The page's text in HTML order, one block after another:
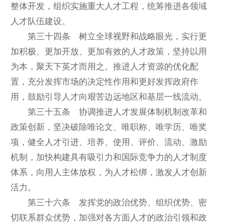
整体开发，组织实施重大人才工程，统筹推进各领域
人才队伍建设。
第三十四条 树立全球视野和战略眼光，实行更
加积极、更加开放、更加有效的人才政策，坚持以用
为本，聚天下英才而用之。推进人才资源的优化配
置，充分发挥市场的决定性作用和更好发挥政府作
用，鼓励引导人才向艰苦边远地区和基层一线流动。
第三十五条 协调推进人才发展体制机制改革和
政策创新，坚决破除唯论文、唯职称、唯学历、唯奖
项，健全人才引进、培养、使用、评价、流动、激励
机制，加快构建具有吸引力和国际竞争力的人才制度
体系，向用人主体放权，为人才松绑，激发人才创新
活力。
第三十六条 发挥党的政治优势、组织优势、密
切联系群众优势，加强对各方面人才的政治引领和政